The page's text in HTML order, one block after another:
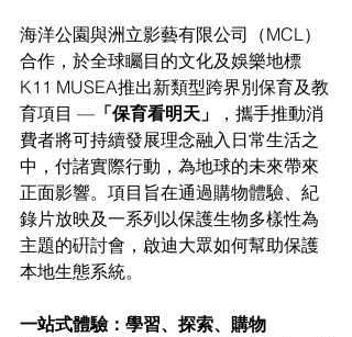
海洋公園與洲立影藝有限公司（MCL）
合作，於全球矚目的文化及娛樂地標
K11 MUSEA推出新類型跨界別保育及教
育項目 — 「保育看明天」
，攜手推動消
費者將可持續發展理念融入日常生活之
中，付諸實際行動，為地球的未來帶來
正面影響。項目旨在通過購物體驗、紀
錄片放映及一系列以保護生物多樣性為
主題的硏討會，啟迪大眾如何幫助保護
本地生態系統。
一站式體驗：學習、探索、購物